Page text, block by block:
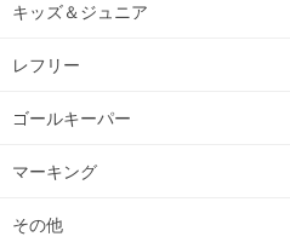
キッズ＆ジュニア
レフリー
ゴールキーパー
マーキング
その他